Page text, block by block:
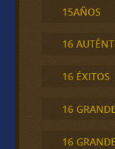
15AÑOS
16
16 ÉXITOS
16
16